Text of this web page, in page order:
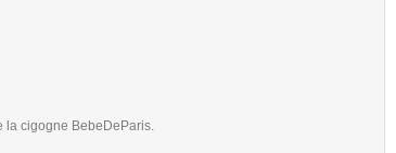
cigogne BebeDeParis.